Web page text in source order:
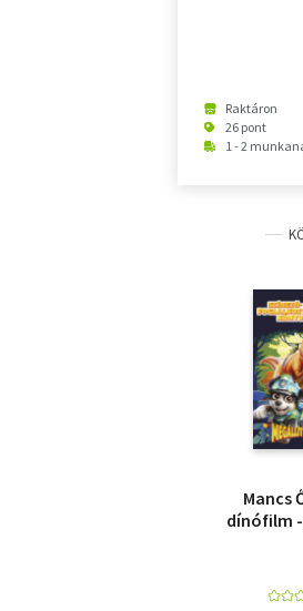
Raktáron
26 pont
1 - 2
Mancs
dínófilm